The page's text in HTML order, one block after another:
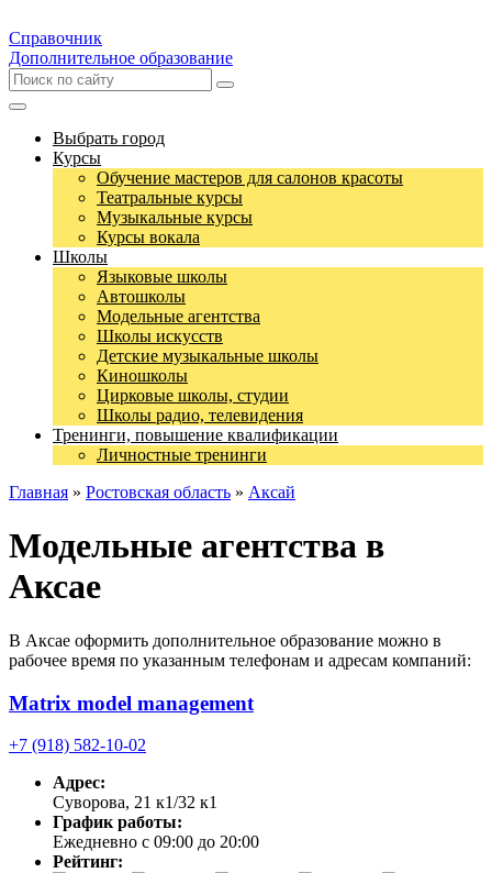
Справочник
Дополнительное образование
Выбрать город
Курсы
Обучение мастеров для салонов красоты
Театральные курсы
Музыкальные курсы
Курсы вокала
Школы
Языковые школы
Автошколы
Модельные агентства
Школы искусств
Детские музыкальные школы
Киношколы
Цирковые школы, студии
Школы радио, телевидения
Тренинги, повышение квалификации
Личностные тренинги
Главная » Ростовская область » Аксай
Модельные агентства в
Аксае
В Аксае оформить дополнительное образование можно в
рабочее время по указанным телефонам и адресам компаний:
Matrix model management
+7 (918) 582-10-02
Адрес:
Суворова, 21 к1/32 к1
График работы:
Ежедневно с 09:00 до 20:00
Рейтинг: